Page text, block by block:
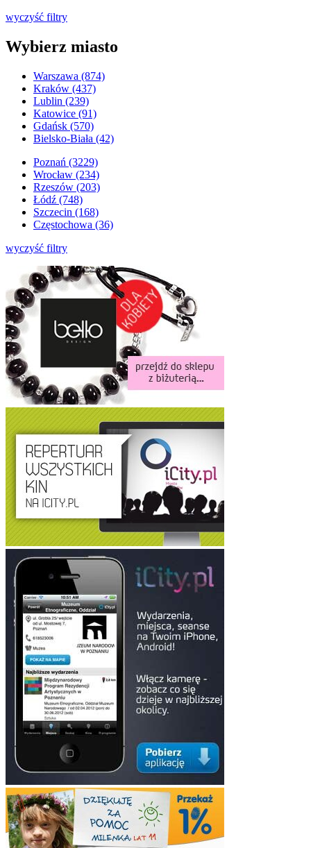
wyczyść filtry
Wybierz miasto
Warszawa (874)
Kraków (437)
Lublin (239)
Katowice (91)
Gdańsk (570)
Bielsko-Biała (42)
Poznań (3229)
Wrocław (234)
Rzeszów (203)
Łódź (748)
Szczecin (168)
Częstochowa (36)
wyczyść filtry